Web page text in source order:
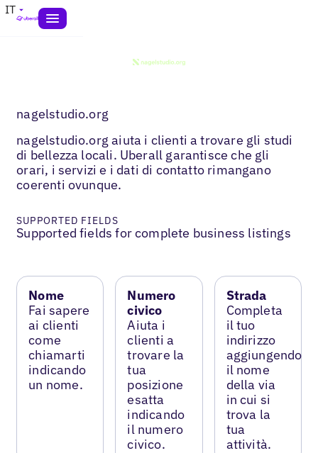
IT
nagelstudio.org
nagelstudio.org aiuta i clienti a trovare gli studi
di bellezza locali. Uberall garantisce che gli
orari, i servizi e i dati di contatto rimangano
coerenti ovunque.
SUPPORTED FIELDS
Supported fields for complete business listings
Nome
Fai sapere
ai clienti
come
chiamarti
indicando
un nome.
Numero
civico
Aiuta i
clienti a
trovare la
tua
posizione
esatta
indicando
il numero
civico.
Strada
Completa
il tuo
indirizzo
aggiungendo
il nome
della via
in cui si
trova la
tua
attività.